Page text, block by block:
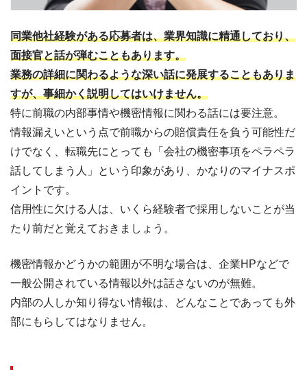
同業他社経験がある応募者は、業界知識に精通しており、
面接官と話が弾むこともあります。
業務の詳細に関わるような深い話に発展することもありま
すが、事細かく説明してはいけません。
特に前職の内部事情や機密情報に関わる話には要注意。
情報漏えいという点で前職からの賠償責任を負う可能性だ
けでなく、転職先にとっても「会社の機密事項をペラペラ
話してしまう人」という印象があり、かなりのマイナスポ
イントです。
信用性に欠ける人は、いくら経験者で採用しないことが当
たり前だと覚えておきましょう。
機密情報かどうかの範囲が不明な場合は、企業HPなどで
一般公開されている情報以外は話さないのが無難。
内部の人しか知り得ない情報は、どんなことであっても外
部にもらしてはなりません。